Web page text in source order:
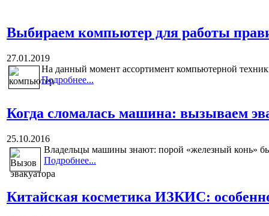
Выбираем компьютер для работы
27.01.2019
На данный момент ассортимент компьютерной
Подробнее...
Когда сломалась машина: вызываем
25.10.2016
Владельцы машины знают: порой «железный конь»
Подробнее...
Китайская косметика ИЗКИС: